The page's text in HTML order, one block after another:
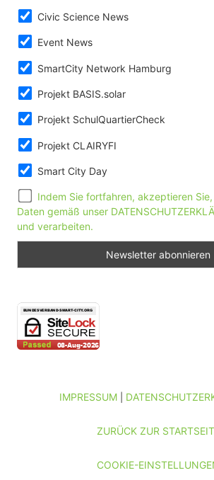
Civic Science News
Event News
SmartCity Network Hamburg
Projekt BASIS.solar
Projekt SchulQuartierCheck
Projekt CLAIRYFI
Smart City Day
Indem Sie fortfahren, akzeptieren
Daten gemäß unser
und verarbeiten.
IMPRESSUM|
ZURÜCK ZUR
COOKIE-